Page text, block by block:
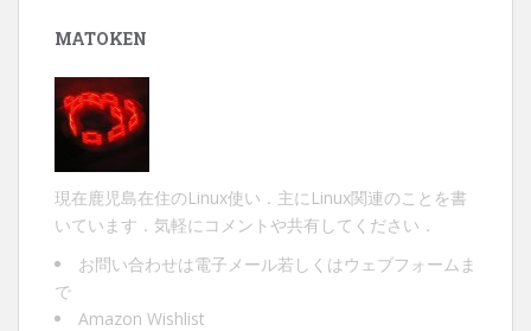
MATOKEN
現在鹿児島在住のLinux使い．主にLinux関連のことを書
いています．気軽にコメントや共有してください．
お問い合わせは電子メール若しくは ウェブフォーム ま
で
Amazon Wishlist